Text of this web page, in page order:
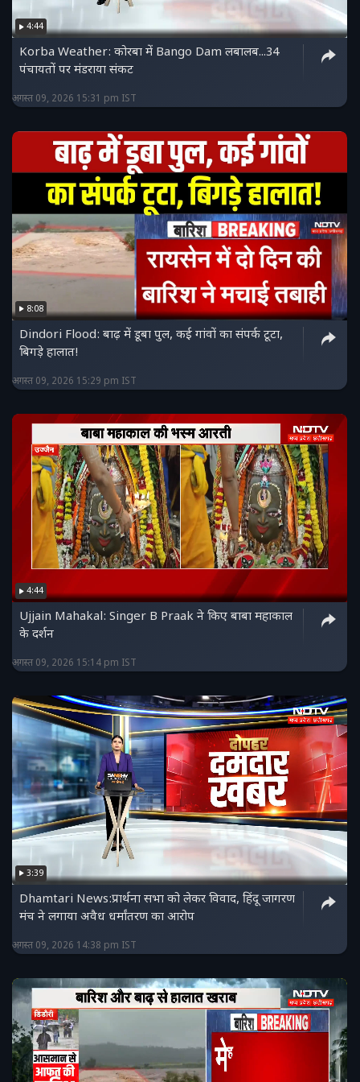
हमें ट्विटर पर फॉलो करें :
https://twitter.com/NDTVMPCG
4:44
Korba Weather: कोरबा में Bango Dam लबालब...34
पंचायतों पर मंडराया संकट
अगस्त 09, 2026 15:31 pm IST
8:08
Dindori Flood: बाढ़ में डूबा पुल, कई गांवों का संपर्क टूटा,
बिगड़े हालात!
अगस्त 09, 2026 15:29 pm IST
4:44
Ujjain Mahakal: Singer B Praak ने किए बाबा महाकाल
के दर्शन
अगस्त 09, 2026 15:14 pm IST
3:39
Dhamtari News:प्रार्थना सभा को लेकर विवाद, हिंदू जागरण
मंच ने लगाया अवैध धर्मांतरण का आरोप
अगस्त 09, 2026 14:38 pm IST